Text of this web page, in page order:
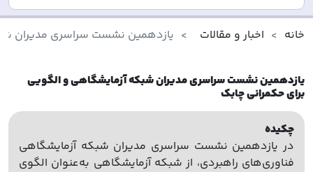
خانه اخبار و مقالات یازدهمین نشست سراسری مدیران
یازدهمین نشست سراسری مدیران شبکه آزمایشگاهی و الگویی
برای حکمرانی چابک
چکیده
در یازدهمین نشست سراسری مدیران شبکه آزمایشگاهی
فناوری‌های راهبردی، از شبکه آزمایشگاهی به‌عنوان الگوی